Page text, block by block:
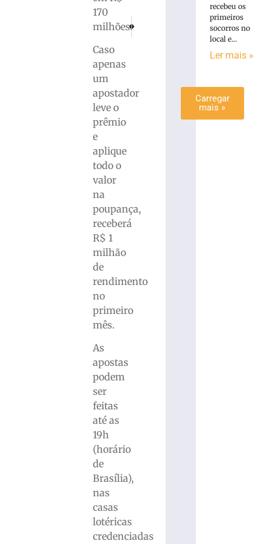
170
milhões.
Caso
apenas
um
apostador
leve o
prêmio
e
aplique
todo o
valor
na
poupança,
receberá
R$ 1
milhão
de
rendimento
no
primeiro
mês.
As
apostas
podem
ser
feitas
até as
19h
(horário
de
Brasília),
nas
casas
lotéricas
credenciadas
FME/Brusque adquire veículo para
PRÓXIMO
Primeiro paciente do Programa de Internação
Carregar
mais »
recebeu os
primeiros
socorros no
local e...
Ler mais »